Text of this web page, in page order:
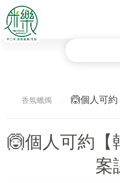
香氛蠟燭 🙆個人可約
🙆個人可約【
案